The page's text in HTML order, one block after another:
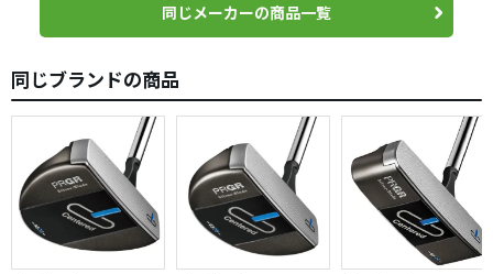
同じメーカーの商品一覧
同じブランドの商品